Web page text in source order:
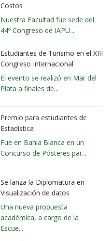
Costos
Nuestra Facultad fue sede del
44º Congreso de IAPU...
Estudiantes de Turismo en el XIII
Congreso Internacional
El evento se realizó en Mar del
Plata a finales de...
Premio para estudiantes de
Estadística
Fue en Bahía Blanca en un
Concurso de Pósteres par...
Se lanza la Diplomatura en
Visualización de datos
Una nueva propuesta
académica, a cargo de la
Escue...